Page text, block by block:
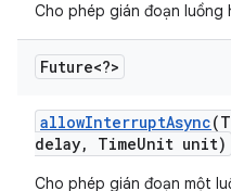
Cho phép gián đoạn luồng
Future<?>
allowInterruptAsync
delay, TimeUnit unit)
Cho phép gián đoạn một